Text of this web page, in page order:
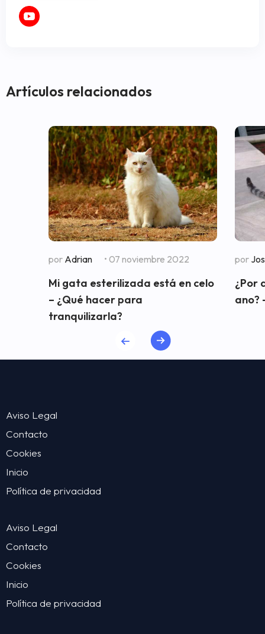
Artículos relacionados
por Adrian • 07 noviembre 2022
Mi gata esterilizada está en celo
– ¿Qué hacer para
tranquilizarla?
por
¿Por
ano?
Aviso Legal
Contacto
Cookies
Inicio
Política de privacidad
Aviso Legal
Contacto
Cookies
Inicio
Política de privacidad